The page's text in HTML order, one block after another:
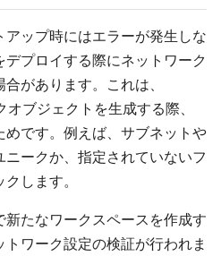
ップ時にはエラーが発生しな
デプロイする際にネットワーク
があります。これは、
ブジェクトを生成する際、
です。例えば、サブネットや
ークか、指定されていないフ
します。
たなワークスペースを作成す
ワーク設定の検証が行われま